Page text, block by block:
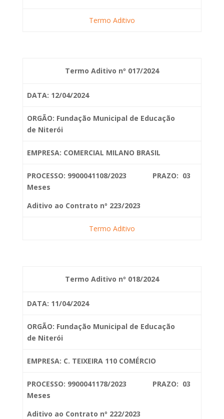
Termo Aditivo
Termo Aditivo nº 017/2024
DATA: 12/04/2024
ORGÃO: Fundação Municipal de Educação
de Niterói
EMPRESA: COMERCIAL MILANO BRASIL
PROCESSO: 9900041108/2023 PRAZO: 03
Meses
Aditivo ao Contrato nº 223/2023
Termo Aditivo
Termo Aditivo nº 018/2024
DATA: 11/04/2024
ORGÃO: Fundação Municipal de Educação
de Niterói
EMPRESA: C. TEIXEIRA 110 COMÉRCIO
PROCESSO: 9900041178/2023 PRAZO: 03
Meses
Aditivo ao Contrato nº 222/2023